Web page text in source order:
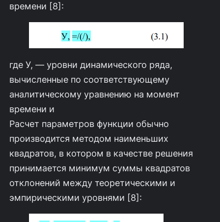
времени [8]:
где У, — уровни динамического ряда,
вычисленные по соответствующему
аналитическому уравнению на момент
времени и
Расчет параметров функции обычно
производится методом наименьших
квадратов, в котором в качестве решения
принимается минимум суммы квадратов
отклонений между теоретическими и
эмпирическими уровнями [8]: